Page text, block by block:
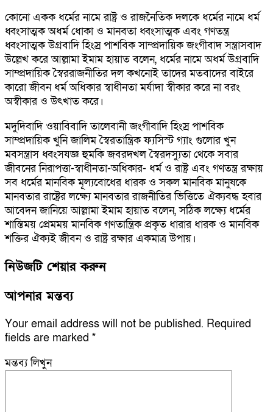
কোনো একক ধর্মের নামে রাষ্ট্র ও রাজনৈতিক দলকে ধর্মের নামে ধর্ম
ধ্বংসাত্মক অধর্ম ধোকা ও মানবতা ধ্বংসাত্মক এবং গণতন্ত্র
ধ্বংসাত্মক উগ্রবাদি হিংস্র পাশবিক সাম্প্রদায়িক জংগীবাদ সন্ত্রাসবাদ
উল্লেখ করে আল্লামা ইমাম হায়াত বলেন, ধর্মের নামে অধর্ম উগ্রবাদি
সাম্প্রদায়িক স্বৈররাজনীতির দল কখনোই তাদের মতবাদের বাইরে
কারো জীবন ধর্ম অধিকার স্বাধীনতা মর্যাদা স্বীকার করে না বরং
অস্বীকার ও উৎখাত করে।
মদুদিবাদি ওয়াবিবাদি তালেবানী জংগীবাদি হিংস্র পাশবিক
সাম্প্রদায়িক খুনি জালিম স্বৈরতান্ত্রিক ফ্যসিস্ট গ্যাং গুলোর খুন
মবসন্ত্রাস ধ্বংসযজ্ঞ হুমকি জবরদখল স্বৈরদস্যুতা থেকে সবার
জীবনের নিরাপত্তা-স্বাধীনতা-অধিকার- ধর্ম ও রাষ্ট্র এবং গণতন্ত্র রক্ষায়
সব ধর্মের মানবিক মূল্যবোধের ধারক ও সকল মানবিক মানুষকে
মানবতার রাষ্ট্রের লক্ষ্যে মানবতার রাজনীতির ভিত্তিতে ঐক্যবদ্ধ হবার
আবেদন জানিয়ে আল্লামা ইমাম হায়াত বলেন, সঠিক লক্ষ্যে ধর্মের
শান্তিময় প্রেমময় মানবিক গণতান্ত্রিক প্রকৃত ধারার ধারক ও মানবিক
শক্তির ঐক্যই জীবন ও রাষ্ট্র রক্ষার একমাত্র উপায়।
নিউজটি শেয়ার করুন
আপনার মন্তব্য
Your email address will not be published. Required
fields are marked *
মন্তব্য লিখুন